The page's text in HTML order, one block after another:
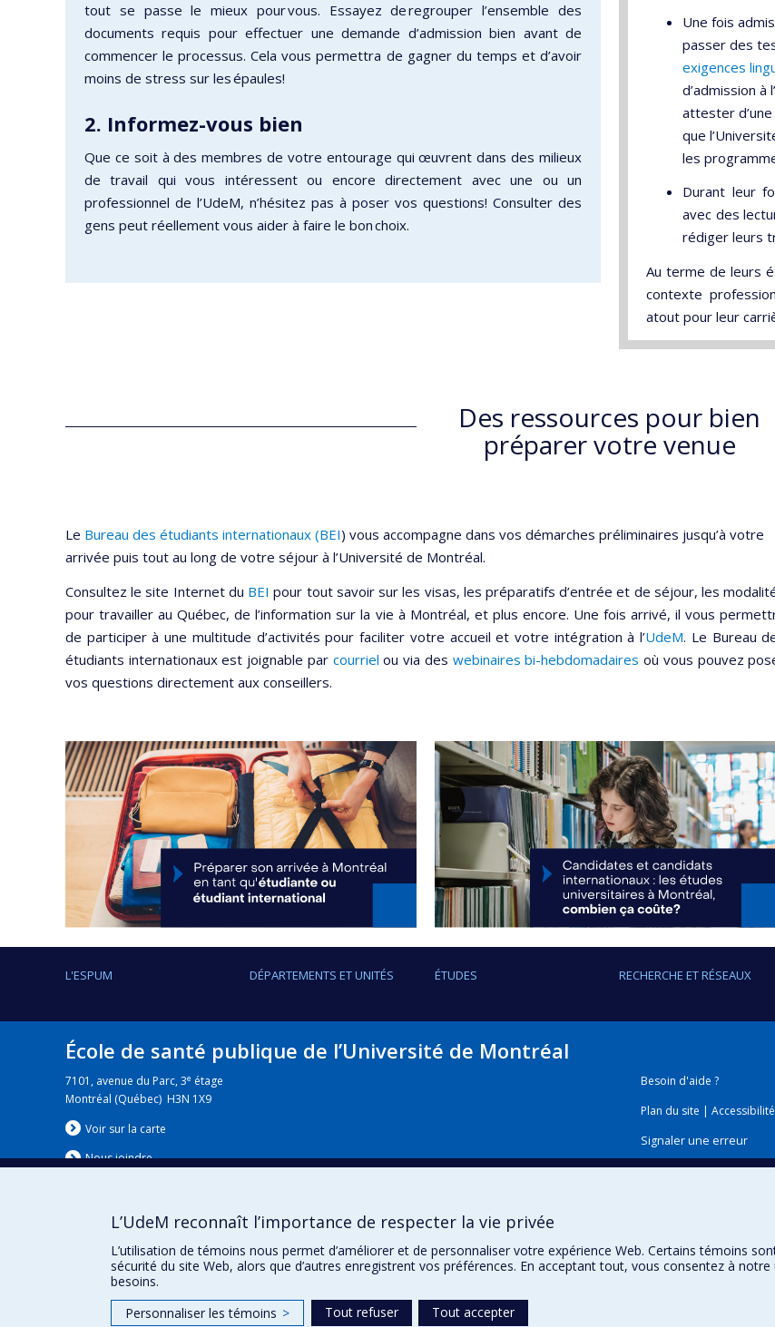
tout se passe le mieux pour vous. Essayez de regrouper l’ensemble des
documents requis pour effectuer une demande d’admission bien avant de
commencer le processus. Cela vous permettra de gagner du temps et d’avoir
moins de stress sur les épaules!
2. Informez-vous bien
Que ce soit à des membres de votre entourage qui œuvrent dans des milieux
de travail qui vous intéressent ou encore directement avec une ou un
professionnel de l’UdeM, n’hésitez pas à poser vos questions! Consulter des
gens peut réellement vous aider à faire le bon choix.
Une fois
passer des
exigences
d’admission
attester
que
les
Durant leur
avec des
rédiger leurs
Au terme de leurs
contexte
atout pour leur
Des ressources pour bien
préparer votre venue
Le Bureau des étudiants internationaux (BEI) vous accompagne dans vos démarches préliminaires jusqu’à votre
arrivée puis tout au long de votre séjour à l’Université de Montréal.
Consultez le site Internet du BEI pour tout savoir sur les visas, les préparatifs d’entrée et de séjour, les
pour travailler au Québec, de l’information sur la vie à Montréal, et plus encore. Une fois arrivé, il vous
de participer à une multitude d’activités pour faciliter votre accueil et votre intégration à l’UdeM. Le Bureau
étudiants internationaux est joignable par courriel ou via des webinaires bi-hebdomadaires où vous pouvez
vos questions directement aux conseillers.
L'ESPUM DÉPARTEMENTS ET UNITÉS ÉTUDES RECHERCHE ET RÉSEAUX
École de santé publique de l’Université de Montréal
7101, avenue du Parc, 3e étage
Montréal (Québec) H3N 1X9
Voir sur la carte
Nous joindre
Nouvelles |Événement
Besoin d'aide ?
Plan du site |Accessibilité
Signaler une erreur
L’UdeM reconnaît l’importance de respecter la vie privée
L’utilisation de témoins nous permet d’améliorer et de personnaliser votre expérience Web. Certains témoins
sécurité du site Web, alors que d’autres enregistrent vos préférences. En acceptant tout, vous consentez à
besoins.
Personnaliser les témoins > Tout refuser Tout accepter